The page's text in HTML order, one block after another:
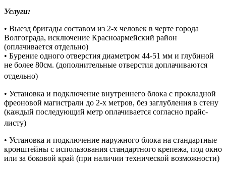
Услуги:
• Выезд бригады составом из 2-х человек в черте города
Волгограда, исключение Красноармейский район
(оплачивается отдельно)
• Бурение одного отверстия диаметром 44-51 мм и глубиной
не более 80см. (дополнительные отверстия доплачиваются
отдельно)
• Установка и подключение внутреннего блока с прокладной
фреоновой магистрали до 2-х метров, без заглубления в стену
(каждый последующий метр оплачивается согласно прайс-
листу)
• Установка и подключение наружного блока на стандартные
кронштейны с использования стандартного крепежа, под окно
или за боковой край (при наличии технической возможности)